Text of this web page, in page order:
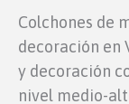
Colchones de
decoración en
y decoración
nivel medio-